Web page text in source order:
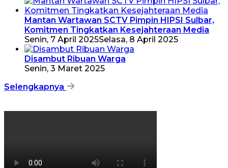
Mantan Wartawan SCTV Pimpin HIPSI Sulbar,
Komitmen Tingkatkan Kesejahteraan Media
Senin, 7 April 2025Selasa, 8 April 2025
Disambut Ribuan Warga
Senin, 3 Maret 2025
Selengkapnya